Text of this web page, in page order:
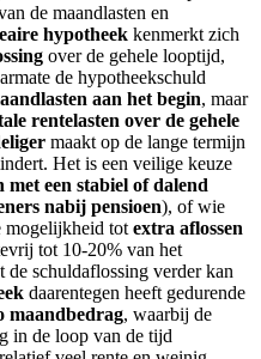
de maandlasten en
hypotheek kenmerkt zich
over de gehele looptijd,
de hypotheekschuld
aan het begin, maar
rentelasten over de gehele
maakt op de lange termijn
Het is een veilige keuze
met een stabiel of dalend
nabij pensioen), of wie
mogelijkheid totextra aflossen
tot 10-20% van het
de schuldaflossing verder kan
daarentegen heeft gedurende
maandbedrag, waarbij de
in de loop van de tijd